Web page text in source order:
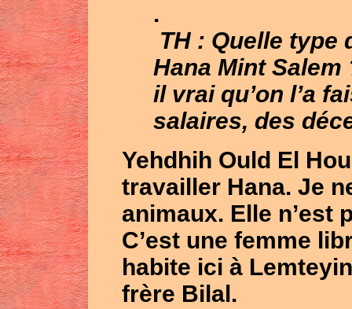
.
TH : Quelle type
Hana Mint
il vrai qu’on l’a
salaires, des
Yehdhih Ould El
travailler Hana. Je
animaux. Elle n’est
C’est une femme
habite ici à
frère Bilal.